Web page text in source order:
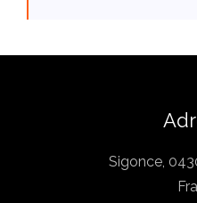
Sigonce,